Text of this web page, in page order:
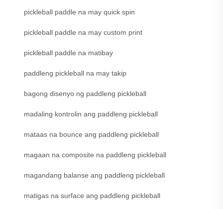
pickleball paddle na may quick spin
pickleball paddle na may custom print
pickleball paddle na matibay
paddleng pickleball na may takip
bagong disenyo ng paddleng pickleball
madaling kontrolin ang paddleng pickleball
mataas na bounce ang paddleng pickleball
magaan na composite na paddleng pickleball
magandang balanse ang paddleng pickleball
matigas na surface ang paddleng pickleball